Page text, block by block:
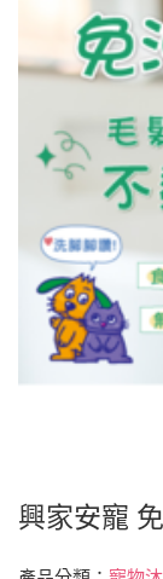
興家安寵